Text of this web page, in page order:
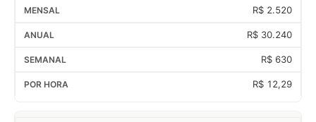
R$ 2.520
R$ 30.240
R$ 630
R$ 12,29